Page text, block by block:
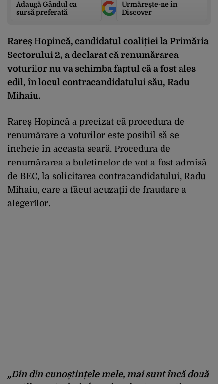
Adaugă Gândul ca
sursă preferată
Urmărește-ne în
Discover
Rareș Hopincă, candidatul coaliției la Primăria
Sectorului 2, a declarat că renumărarea
voturilor nu va schimba faptul că a fost ales
edil, în locul contracandidatului său, Radu
Mihaiu.
Rareș Hopincă a precizat că procedura de
renumărare a voturilor este posibil să se
încheie în această seară. Procedura de
renumărarea a buletinelor de vot a fost admisă
de BEC, la solicitarea contracandidatului, Radu
Mihaiu, care a făcut acuzații de fraudare a
alegerilor.
„Din din cunoștințele mele, mai sunt încă două